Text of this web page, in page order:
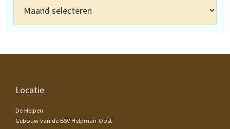
Footer
Locatie
De Helpen
Gebouw van de BSV Helpman-Oost